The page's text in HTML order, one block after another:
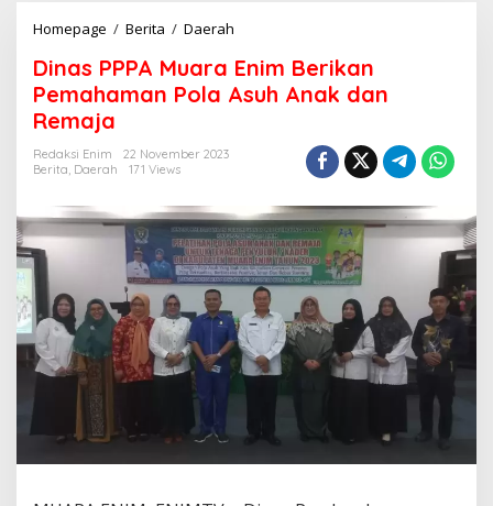
Homepage / Berita / Daerah
n
a
s
u
a
r
a
n
i
m
k
Dinas PPPA Muara Enim Berikan
Pemahaman Pola Asuh Anak dan
Remaja
Redaksi Enim
22 November 2023
Berita, Daerah 171 Views